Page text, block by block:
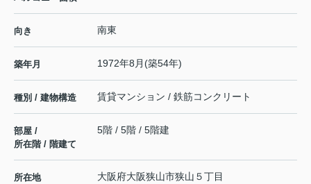
向き 南東
築年月 1972年8月(築54年)
種別 / 建物構造 賃貸マンション / 鉄筋コンクリート
部屋 /
所在階 / 階建て
5階 / 5階 / 5階建
所在地 大阪府大阪狭山市狭山 ５丁目